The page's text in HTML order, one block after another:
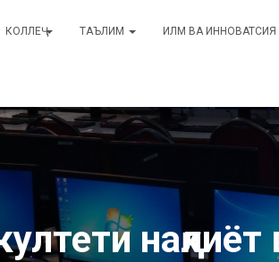
КОЛЛЕҶ ТАЪЛИМ ИЛМ ВА ИННОВАТСИЯ